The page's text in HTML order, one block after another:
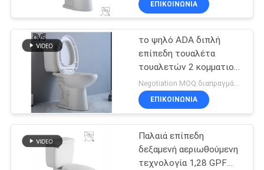
cUPC τουαλέτα
21
ΕΠΙΚΟΙΝΩΝΙΑ
το ψηλό ADA διπλή
επίπεδη τουαλέτα
τουαλετών 2 κομματιού
επιμήκυνε το κύπελλο
ντουλάπι δύο κομματιού
ΕΠΙΚΟΙΝΩΝΙΑ
Παλαιά επίπεδη
δεξαμενή αεριωθούμενη
τεχνολογία 1,28 GPF